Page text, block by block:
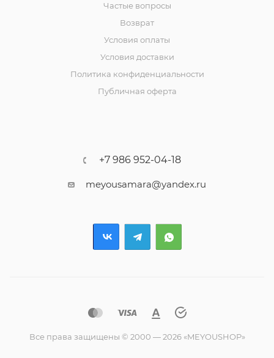
Частые вопросы
Возврат
Условия оплаты
Условия доставки
Политика конфиденциальности
Публичная оферта
+7 986 952-04-18
meyousamara@yandex.ru
Все права защищены © 2000 — 2026 «MEYOUSHOP»